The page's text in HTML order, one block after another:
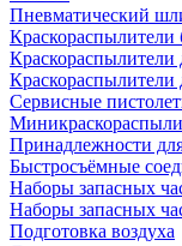
Пневматический
Краскораспылители
Сервисные
Принадлежности
Быстросъёмные
Наборы запасных
Наборы запасных
Подготовка воздуха